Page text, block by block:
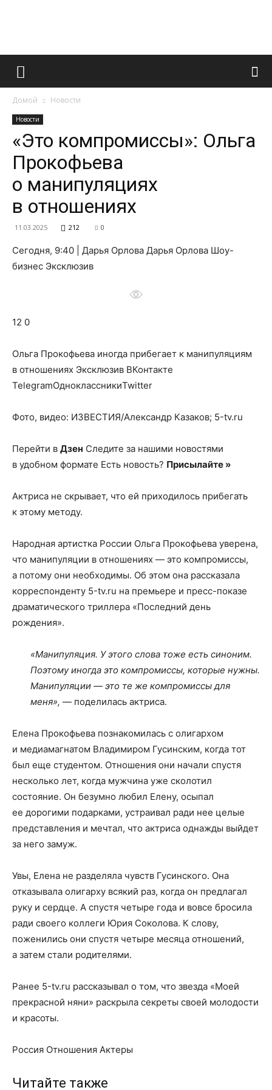
Французский
Домой Новости
Новости
«Это компромиссы»: Ольга
Прокофьева
о манипуляциях
в отношениях
11.03.2025 212 0
Сегодня, 9:40 | Дарья Орлова Дарья Орлова Шоу-
бизнес Эксклюзив
12 0
Ольга Прокофьева иногда прибегает к манипуляциям
в отношениях Эксклюзив ВКонтакте
TelegramОдноклассникиTwitter
Фото, видео: ИЗВЕСТИЯ/Александр Казаков; 5-tv.ru
Перейти в Дзен Следите за нашими новостями
в удобном формате Есть новость? Присылайте »
Актриса не скрывает, что ей приходилось прибегать
к этому методу.
Народная артистка России Ольга Прокофьева уверена,
что манипуляции в отношениях — это компромиссы,
а потому они необходимы. Об этом она рассказала
корреспонденту 5-tv.ru на премьере и пресс-показе
драматического триллера «Последний день
рождения».
«Манипуляция. У этого слова тоже есть синоним.
Поэтому иногда это компромиссы, которые нужны.
Манипуляции — это те же компромиссы для
меня», — поделилась актриса.
Елена Прокофьева познакомилась с олигархом
и медиамагнатом Владимиром Гусинским, когда тот
был еще студентом. Отношения они начали спустя
несколько лет, когда мужчина уже сколотил
состояние. Он безумно любил Елену, осыпал
ее дорогими подарками, устраивал ради нее целые
представления и мечтал, что актриса однажды выйдет
за него замуж.
Увы, Елена не разделяла чувств Гусинского. Она
отказывала олигарху всякий раз, когда он предлагал
руку и сердце. А спустя четыре года и вовсе бросила
ради своего коллеги Юрия Соколова. К слову,
поженились они спустя четыре месяца отношений,
а затем стали родителями.
Ранее 5-tv.ru рассказывал о том, что звезда «Моей
прекрасной няни» раскрыла секреты своей молодости
и красоты.
Россия Отношения Актеры
Читайте также